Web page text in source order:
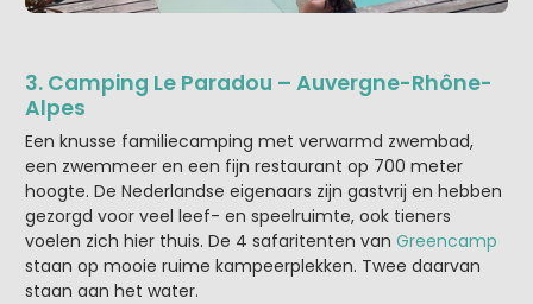
3. Camping Le Paradou – Auvergne-Rhône-
Alpes
Een knusse familiecamping met verwarmd zwembad,
een zwemmeer en een fijn restaurant op 700 meter
hoogte. De Nederlandse eigenaars zijn gastvrij en hebben
gezorgd voor veel leef- en speelruimte, ook tieners
voelen zich hier thuis. De 4 safaritenten van Greencamp
staan op mooie ruime kampeerplekken. Twee daarvan
staan aan het water.